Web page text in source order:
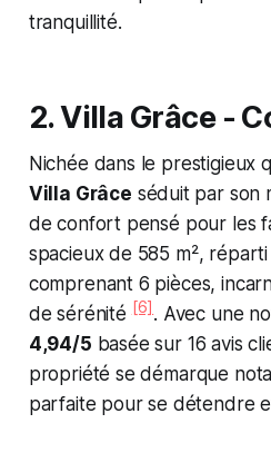
tranquillité.
2. Villa Grâce -
Nichée dans le prestigieux
Villa Grâce séduit par son
de confort pensé pour les
spacieux de 585 m²,
comprenant 6 pièces,
de sérénité[6]. Avec une
4,94/5 basée sur 16 avis
propriété se démarque
parfaite pour se détendre